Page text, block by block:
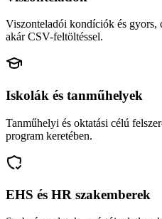
Viszonteladói kondíciók és gyors,
akár CSV-feltöltéssel.
Iskolák és tanműhelyek
Tanműhelyi és oktatási célú
program keretében.
EHS és HR szakemberek